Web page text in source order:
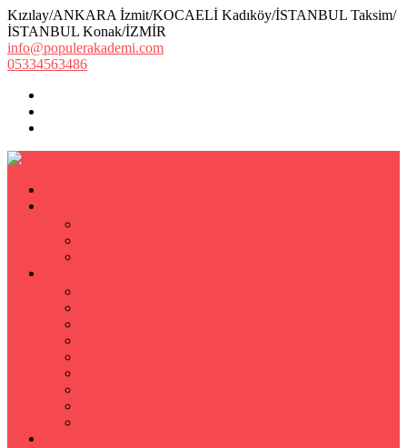
Kızılay/ANKARA İzmit/KOCAELİ Kadıköy/İSTANBUL Taksim/
İSTANBUL Konak/İZMİR
info@populerakademi.com
05334563486